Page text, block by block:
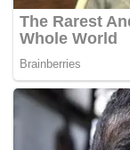
Namun, RFEF
begitu,
posisi mereka
Spanyol tetap
mengumpulkan
Madrid di urutan